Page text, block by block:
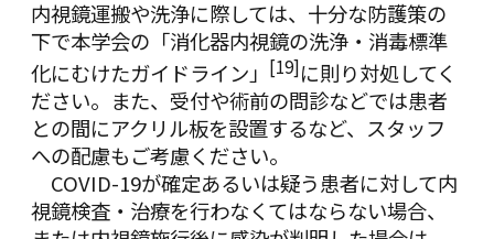
内視鏡運搬や洗浄に際しては、十分な防護策の
下で本学会の「消化器内視鏡の洗浄・消毒標準
化にむけたガイドライン」 [19]に則り対処してく
ださい。また、受付や術前の問診などでは患者
との間にアクリル板を設置するなど、スタッフ
への配慮もご考慮ください。
COVID-19が確定あるいは疑う患者に対して内
視鏡検査・治療を行わなくてはならない場合、